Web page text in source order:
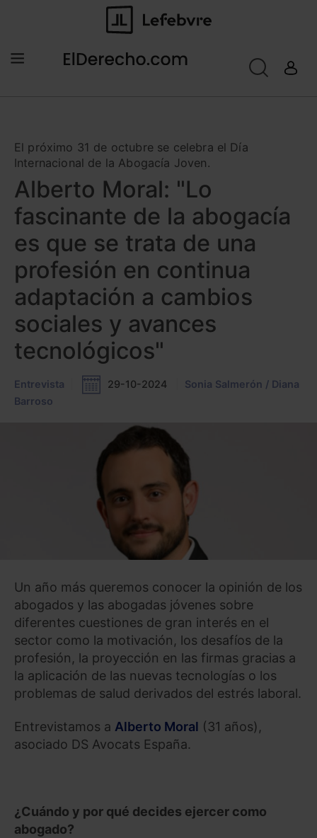
El próximo 31 de octubre se celebra el Día
Internacional de la Abogacía Joven.
Alberto Moral: "Lo
fascinante de la abogacía
es que se trata de una
profesión en continua
adaptación a cambios
sociales y avances
tecnológicos"
Entrevista 29-10-2024
Sonia Salmerón / Diana
Barroso
Un año más queremos conocer la opinión de los
abogados y las abogadas jóvenes sobre
diferentes cuestiones de gran interés en el
sector como la motivación, los desafíos de la
profesión, la proyección en las firmas gracias a
la aplicación de las nuevas tecnologías o los
problemas de salud derivados del estrés laboral.
Entrevistamos a Alberto Moral (31 años),
asociado DS Avocats España.
¿Cuándo y por qué decides ejercer como
abogado?